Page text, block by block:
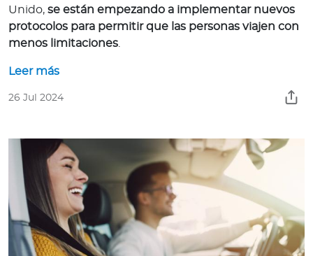
Unido, se están empezando a implementar nuevos
protocolos para permitir que las personas viajen con
menos limitaciones.
Leer más
26 Jul 2024